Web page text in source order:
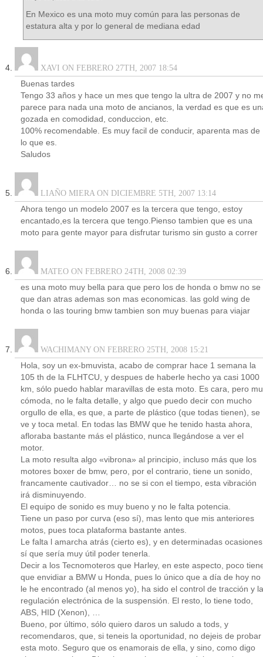
En Mexico es una moto muy común para las personas de
estatura alta y por lo general de mediana edad
XAVI ON FEBRERO 27TH, 2007 18:54
Buenas tardes
Tengo 33 años y hace un mes que tengo la ultra de 2007 y no
parece para nada una moto de ancianos, la verdad es que es
gozada en comodidad, conduccion, etc.
100% recomendable. Es muy facil de conducir, aparenta mas de
lo que es.
Saludos
LIAÑO MIERA ON DICIEMBRE 5TH, 2007 13:14
Ahora tengo un modelo 2007 es la tercera que tengo, estoy
encantado,es la tercera que tengo.Pienso tambien que es una
moto para gente mayor para disfrutar turismo sin gusto a correr
MATEO ON FEBRERO 24TH, 2008 02:39
es una moto muy bella para que pero los de honda o bmw no se
que dan atras ademas son mas economicas. las gold wing de
honda o las touring bmw tambien son muy buenas para viajar
WACHIMANY ON FEBRERO 25TH, 2008 15:21
Hola, soy un ex-bmuvista, acabo de comprar hace 1 semana la
105 th de la FLHTCU, y despues de haberle hecho ya casi 1000
km, sólo puedo hablar maravillas de esta moto. Es cara, pero
cómoda, no le falta detalle, y algo que puedo decir con mucho
orgullo de ella, es que, a parte de plástico (que todas tienen), se
ve y toca metal. En todas las BMW que he tenido hasta ahora,
afloraba bastante más el plástico, nunca llegándose a ver el
motor.
La moto resulta algo «vibrona» al principio, incluso más que los
motores boxer de bmw, pero, por el contrario, tiene un sonido,
francamente cautivador… no se si con el tiempo, esta vibración
irá disminuyendo.
El equipo de sonido es muy bueno y no le falta potencia.
Tiene un paso por curva (eso sí), mas lento que mis anteriores
motos, pues toca plataforma bastante antes.
Le falta l amarcha atrás (cierto es), y en determinadas
sí que sería muy útil poder tenerla.
Decir a los Tecnomoteros que Harley, en este aspecto, poco
que envidiar a BMW u Honda, pues lo único que a día de hoy no
le he encontrado (al menos yo), ha sido el control de tracción y la
regulación electrónica de la suspensión. El resto, lo tiene todo,
ABS, HID (Xenon), …
Bueno, por último, sólo quiero daros un saludo a tods, y
recomendaros, que, si teneis la oportunidad, no dejeis de probar
esta moto. Seguro que os enamorais de ella, y sino, como digo